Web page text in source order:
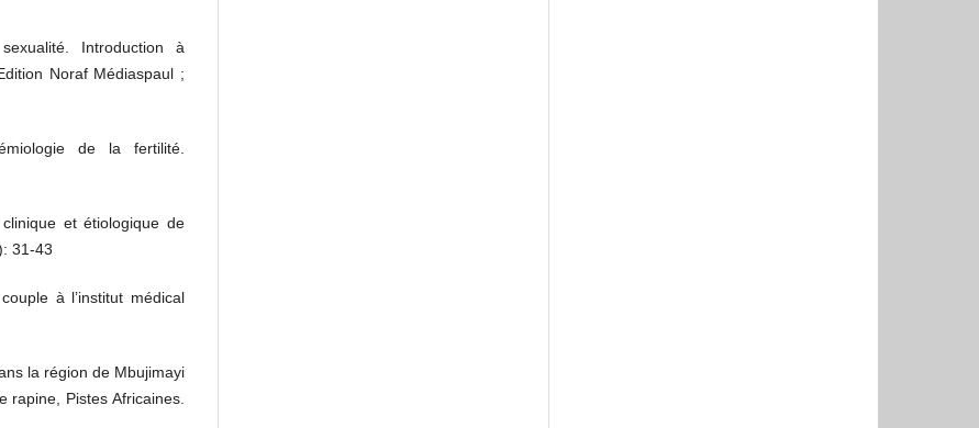
Introduction à
Noraf Médiaspaul ;
de la fertilité.
et étiologique de
31-43
à l’institut médical
la région de Mbujimayi
rapine, Pistes Africaines.